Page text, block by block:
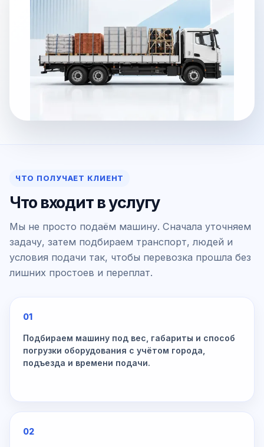
ЧТО ПОЛУЧАЕТ КЛИЕНТ
Что входит в услугу
Мы не просто подаём машину. Сначала уточняем
задачу, затем подбираем транспорт, людей и
условия подачи так, чтобы перевозка прошла без
лишних простоев и переплат.
01
Подбираем машину под вес, габариты и способ
погрузки оборудования с учётом города,
подъезда и времени подачи.
02